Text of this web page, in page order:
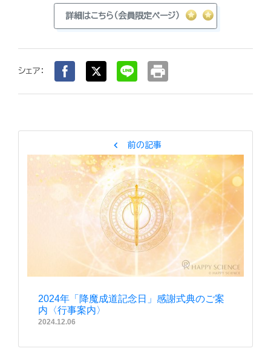
詳細はこちら（会員限定ページ）
シェア： print
chevron_left 前の記事
2024年「降魔成道記念日」感謝式典のご案
内〈行事案内〉
2024.12.06